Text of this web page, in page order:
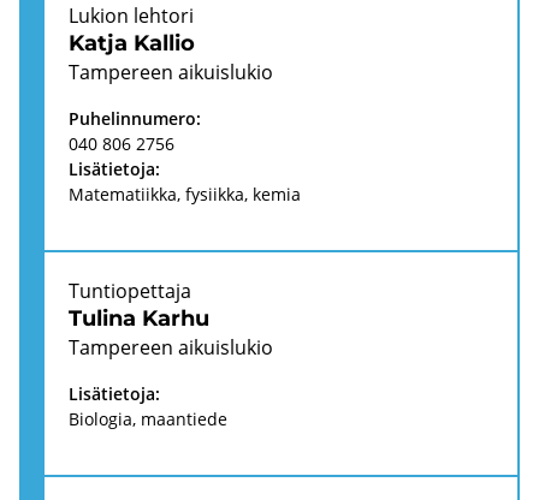
Katja Kal­lio
Lu­kion leh­to­ri
Tam­pe­reen ai­kuis­lu­kio
Pu­he­lin­nu­me­ro:
040 806 2756
Li­sä­tie­to­ja:
Ma­te­ma­tiik­ka, fy­siik­ka, kemia
Tu­li­na Karhu
Tun­tio­pet­ta­ja
Tam­pe­reen ai­kuis­lu­kio
Li­sä­tie­to­ja:
Bio­lo­gia, maan­tie­de